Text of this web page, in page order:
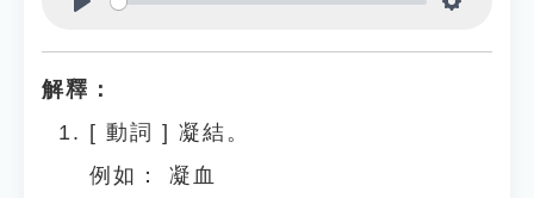
解釋：
[ 動詞 ] 凝結。
例如：
凝血